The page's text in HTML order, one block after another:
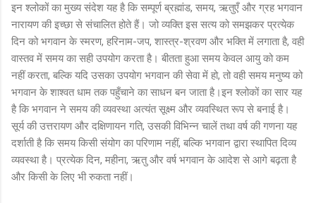
इन श्लोकों का मुख्य संदेश यह है कि सम्पूर्ण ब्रह्मांड, समय, ऋतुएँ और ग्रह भगवान
नारायण की इच्छा से संचालित होते हैं। जो व्यक्ति इस सत्य को समझकर प्रत्येक
दिन को भगवान के स्मरण, हरिनाम-जप, शास्त्र-श्रवण और भक्ति में लगाता है, वही
वास्तव में समय का सही उपयोग करता है। बीतता हुआ समय केवल आयु को कम
नहीं करता, बल्कि यदि उसका उपयोग भगवान की सेवा में हो, तो वही समय मनुष्य को
भगवान के शाश्वत धाम तक पहुँचाने का साधन बन जाता है।इन श्लोकों का सार यह
है कि भगवान ने समय की व्यवस्था अत्यंत सूक्ष्म और व्यवस्थित रूप से बनाई है।
सूर्य की उत्तरायण और दक्षिणायन गति, उसकी विभिन्न चालें तथा वर्ष की गणना यह
दर्शाती है कि समय किसी संयोग का परिणाम नहीं, बल्कि भगवान द्वारा स्थापित दिव्य
व्यवस्था है। प्रत्येक दिन, महीना, ऋतु और वर्ष भगवान के आदेश से आगे बढ़ता है
और किसी के लिए भी रुकता नहीं।